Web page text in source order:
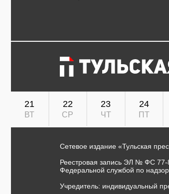
21
ВТ
22
СР
23
ЧТ
24
ПТ
Сетевое издание «Тульская
Реестровая запись ЭЛ № ФС 77-
Федеральной службой по
Учредитель: индивидуальный